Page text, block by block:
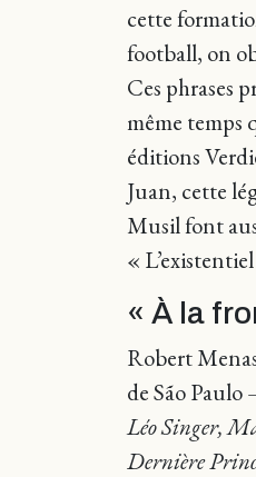
cette
football, on
Ces phrases
même temps
éditions
Juan, cette
Musil font
«
« À la
Robert
de São
Léo Singer,
Dernière